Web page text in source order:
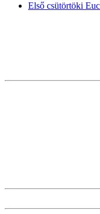
Első csütörtöki